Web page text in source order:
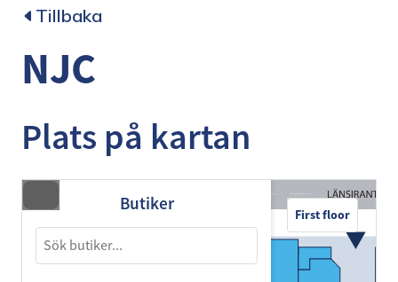
Tillbaka
NJC
Plats på kartan
Butiker First floor